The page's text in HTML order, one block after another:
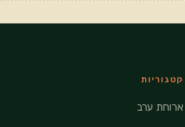
קטגוריות
ארוחת ערב